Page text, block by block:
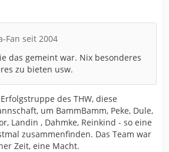
Fan seit 2004
das gemeint war. Nix besonderes
zu bieten usw.
des THW, diese
um BammBamm, Peke, Dule,
Landin , Dahmke, Reinkind - so eine
zusammenfinden. Das Team war
Zeit, eine Macht.